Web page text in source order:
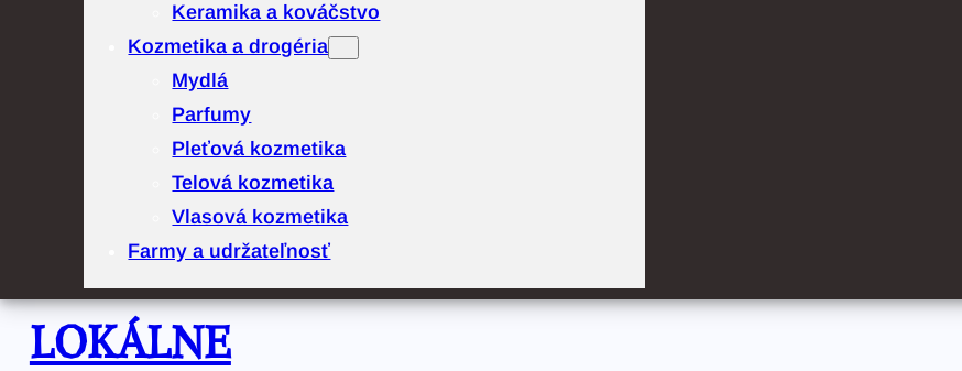
Keramika a kováčstvo
Kozmetika a drogéria
Mydlá
Parfumy
Pleťová kozmetika
Telová kozmetika
Vlasová kozmetika
Farmy a udržateľnosť
LOKÁLNE